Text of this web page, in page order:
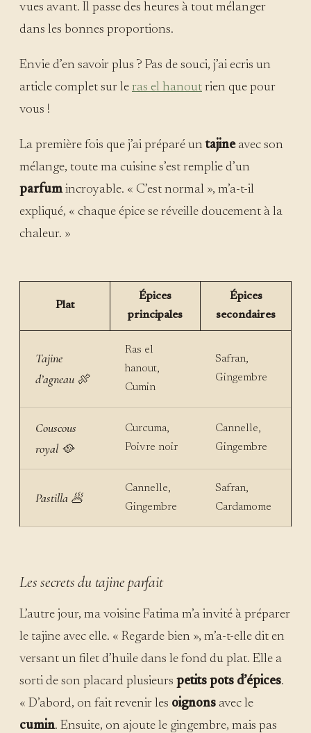
vues avant. Il passe des heures à tout mélanger
dans les bonnes proportions.
Envie d’en savoir plus ? Pas de souci, j’ai ecris un
article complet sur le ras el hanout rien que pour
vous !
La première fois que j’ai préparé un tajine avec son
mélange, toute ma cuisine s’est remplie d’un
parfumincroyable. « C’est normal », m’a-t-il
expliqué, « chaque épice se réveille doucement à la
chaleur. »
Plat
Épices
principales
Épices
secondaires
Tajine
d’agneau 🍖
Ras el
hanout,
Cumin
Safran,
Gingembre
Couscous
royal 🥘
Curcuma,
Poivre noir
Cannelle,
Gingembre
Pastilla 🥟
Cannelle,
Gingembre
Safran,
Cardamome
Les secrets du tajine parfait
L’autre jour, ma voisine Fatima m’a invité à préparer
le tajine avec elle. « Regarde bien », m’a-t-elle dit en
versant un filet d’huile dans le fond du plat. Elle a
sorti de son placard plusieurs petits pots d’épices.
« D’abord, on fait revenir les oignons avec le
cumin. Ensuite, on ajoute le gingembre, mais pas